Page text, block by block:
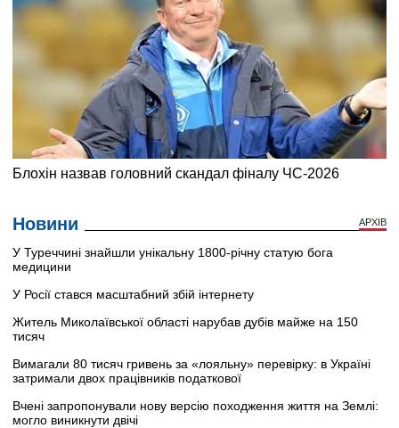
Новини АРХІВ
У Туреччині знайшли унікальну 1800-річну статую бога
медицини
У Росії стався масштабний збій інтернету
Житель Миколаївської області нарубав дубів майже на 150
тисяч
Вимагали 80 тисяч гривень за «лояльну» перевірку: в Україні
затримали двох працівників податкової
Вчені запропонували нову версію походження життя на Землі:
могло виникнути двічі